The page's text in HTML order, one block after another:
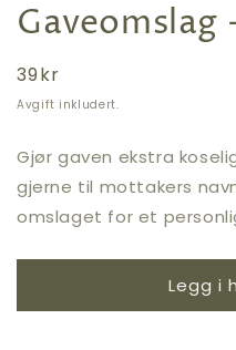
Vanlig
pris
39kr
Avgift inkludert.
Gjør gaven ekstra
gjerne til mottakers
omslaget for et
Legg i